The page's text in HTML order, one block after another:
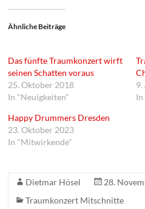
Ähnliche Beiträge
Das fünfte Traumkonzert wirft
seinen Schatten voraus
25. Oktober 2018
In "Neuigkeiten"
Happy Drummers Dresden
23. Oktober 2023
In "Mitwirkende"
Dietmar Hösel
28.
Traumkonzert Mitschnitte